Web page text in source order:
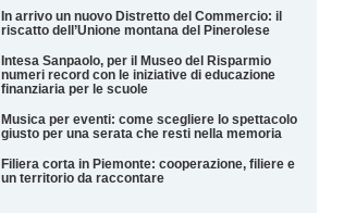
In arrivo un nuovo Distretto del Commercio: il
riscatto dell’Unione montana del Pinerolese
Intesa Sanpaolo, per il Museo del Risparmio
numeri record con le iniziative di educazione
finanziaria per le scuole
Musica per eventi: come scegliere lo spettacolo
giusto per una serata che resti nella memoria
Filiera corta in Piemonte: cooperazione, filiere e
un territorio da raccontare